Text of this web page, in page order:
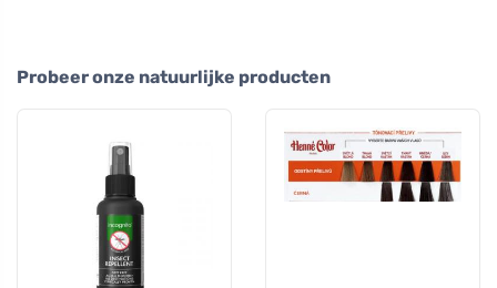
Probeer onze natuurlijke producten